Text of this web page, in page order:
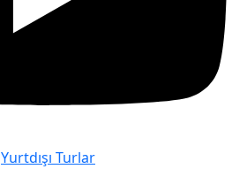
Yurtdışı Turlar